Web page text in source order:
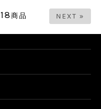
商品 NEXT »